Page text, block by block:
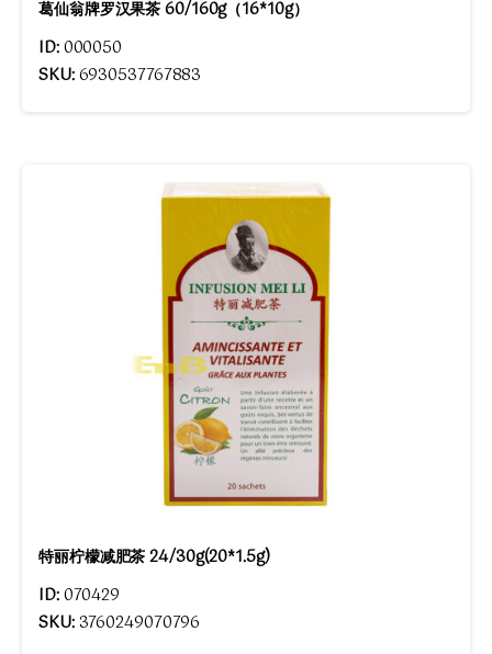
葛仙翁牌罗汉果茶 60/160g（16*10g）
ID:000050
SKU:6930537767883
特丽柠檬减肥茶 24/30g(20*1.5g)
ID:070429
SKU:3760249070796